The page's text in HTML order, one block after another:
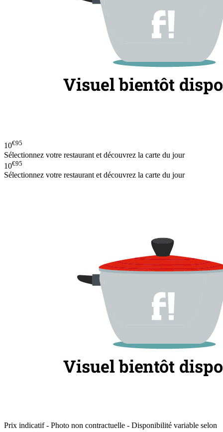
10€95
Sélectionnez votre restaurant et découvrez la carte du jour
10€95
Sélectionnez votre restaurant et découvrez la carte du jour
Prix indicatif - Photo non contractuelle - Disponibilité variable selon